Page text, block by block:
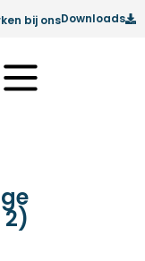
bij onsDownloads